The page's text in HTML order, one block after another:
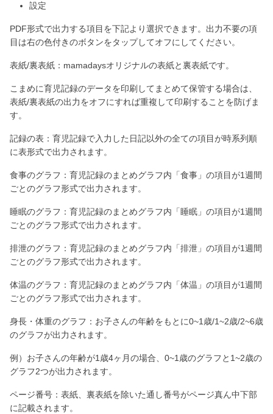
設定
PDF形式で出力する項目を下記より選択できます。出力不要の項
目は右の色付きのボタンをタップしてオフにしてください。
表紙/裏表紙：mamadaysオリジナルの表紙と裏表紙です。
こまめに育児記録のデータを印刷してまとめて保管する場合は、
表紙/裏表紙の出力をオフにすれば重複して印刷することを防げま
す。
記録の表：育児記録で入力した日記以外の全ての項目が時系列順
に表形式で出力されます。
食事のグラフ：育児記録のまとめグラフ内「食事」の項目が1週間
ごとのグラフ形式で出力されます。
睡眠のグラフ：育児記録のまとめグラフ内「睡眠」の項目が1週間
ごとのグラフ形式で出力されます。
排泄のグラフ：育児記録のまとめグラフ内「排泄」の項目が1週間
ごとのグラフ形式で出力されます。
体温のグラフ：育児記録のまとめグラフ内「体温」の項目が1週間
ごとのグラフ形式で出力されます。
身長・体重のグラフ：お子さんの年齢をもとに0~1歳/1~2歳/2~6歳
のグラフが出力されます。
例）お子さんの年齢が1歳4ヶ月の場合、0~1歳のグラフと1~2歳の
グラフ2つが出力されます。
ページ番号：表紙、裏表紙を除いた通し番号がページ真ん中下部
に記載されます。